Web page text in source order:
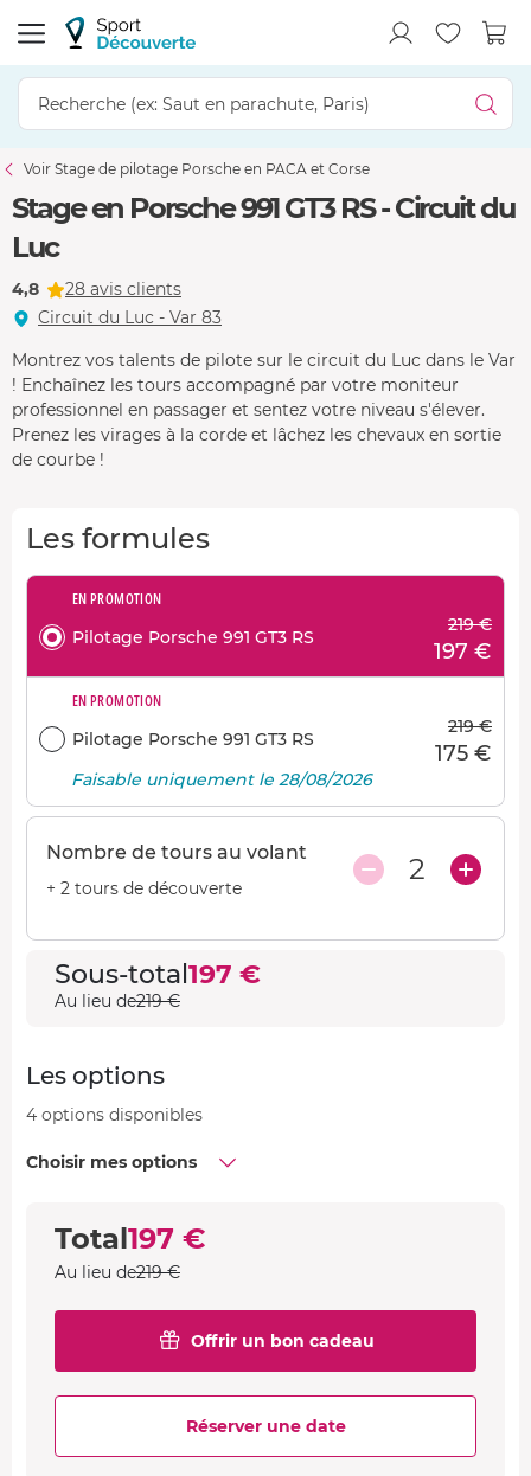
Voir Stage de pilotage Porsche en PACA et Corse
Stage en Porsche 991 GT3 RS - Circuit du
Luc
4,8
28 avis clients
Circuit du Luc - Var 83
Montrez vos talents de pilote sur le circuit du Luc dans le Var
! Enchaînez les tours accompagné par votre moniteur
professionnel en passager et sentez votre niveau s'élever.
Prenez les virages à la corde et lâchez les chevaux en sortie
de courbe !
Les formules
EN PROMOTION
Pilotage Porsche 991 GT3 RS
219 €
197 €
EN PROMOTION
Pilotage Porsche 991 GT3 RS
219 €
175 €
Faisable uniquement le 28/08/2026
Nombre de tours au volant
+ 2 tours de découverte
2
Sous-total197 €
Au lieu de219 €
Les options
4 options disponibles
Choisir mes options
Total197 €
Au lieu de219 €
Offrir un bon cadeau
Réserver une date